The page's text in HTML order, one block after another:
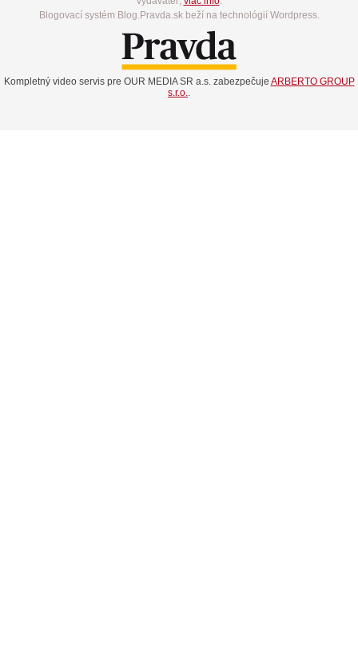
Blogovací systém Blog.Pravda.sk beží na technológií Wordpress.
Kompletný video servis pre OUR MEDIA SR a.s. zabezpečuje ARBERTO GROUP
s.r.o..